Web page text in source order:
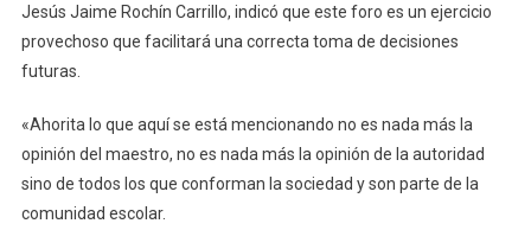
Jesús Jaime Rochín Carrillo, indicó que este foro es un ejercicio
provechoso que facilitará una correcta toma de decisiones
futuras.
«Ahorita lo que aquí se está mencionando no es nada más la
opinión del maestro, no es nada más la opinión de la autoridad
sino de todos los que conforman la sociedad y son parte de la
comunidad escolar.